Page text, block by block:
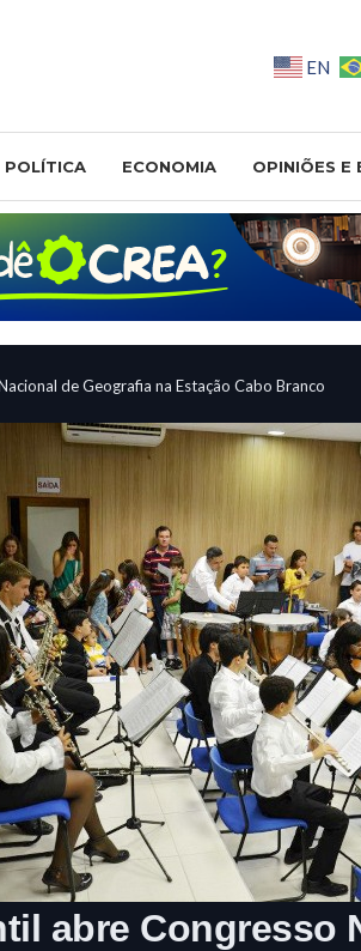
EN
POLÍTICA ECONOMIA OPINIÕES E
de Geografia na Estação Cabo Branco
abre Congresso